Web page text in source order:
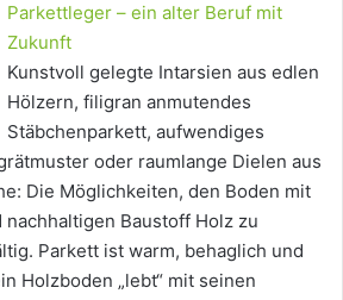
Parkettleger – ein alter Beruf mit
Zukunft
Kunstvoll gelegte Intarsien aus edlen
Hölzern, filigran anmutendes
Stäbchenparkett, aufwendiges
oder raumlange Dielen aus
Die Möglichkeiten, den Boden mit
Baustoff Holz zu
Parkett ist warm, behaglich und
Holzboden „lebt“ mit seinen